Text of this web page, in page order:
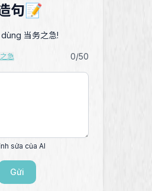
句📝
当务之急!
急 0/50
sửa của AI
Gửi